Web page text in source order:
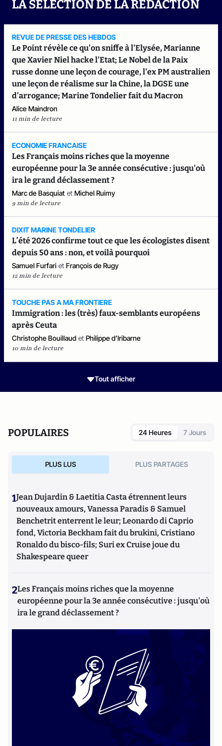
LA SELECTION DE LA REDACTION
REVUE DE PRESSE DES HEBDOS
Le Point révèle ce qu'on sniffe à l'Elysée, Marianne
que Xavier Niel hacke l'Etat; Le Nobel de la Paix
russe donne une leçon de courage, l'ex PM australien
une leçon de réalisme sur la Chine, la DGSE une
d'arrogance; Marine Tondelier fait du Macron
Alice Maindron
11 min de lecture
ECONOMIE FRANCAISE
Les Français moins riches que la moyenne
européenne pour la 3e année consécutive : jusqu'où
ira le grand déclassement ?
Marc de Basquiat et Michel Ruimy
9 min de lecture
DIXIT MARINE TONDELIER
L’été 2026 confirme tout ce que les écologistes disent
depuis 50 ans : non, et voilà pourquoi
Samuel Furfari et François de Rugy
12 min de lecture
TOUCHE PAS A MA FRONTIERE
Immigration : les (très) faux-semblants européens
après Ceuta
Christophe Bouillaud et Philippe d'Iribarne
10 min de lecture
Tout afficher
POPULAIRES 24 Heures 7 Jours
PLUS LUS PLUS PARTAGES
1Jean Dujardin & Laetitia Casta étrennent leurs
nouveaux amours, Vanessa Paradis & Samuel
Benchetrit enterrent le leur; Leonardo di Caprio
fond, Victoria Beckham fait du brukini, Cristiano
Ronaldo du bisco-fils; Suri ex Cruise joue du
Shakespeare queer
2Les Français moins riches que la moyenne
européenne pour la 3e année consécutive : jusqu'où
ira le grand déclassement ?